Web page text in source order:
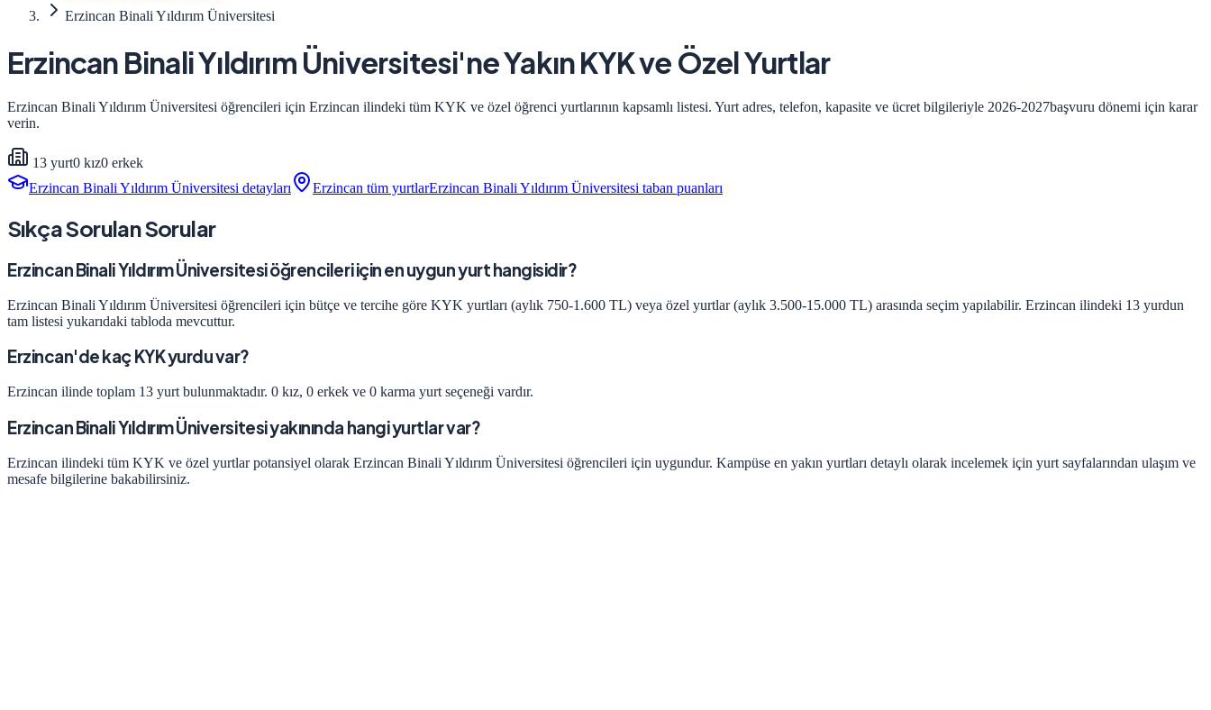
Erzincan Binali Yıldırım Üniversitesi
Erzincan Binali Yıldırım Üniversitesi'ne Yakın KYK ve Özel Yurtlar
Erzincan Binali Yıldırım Üniversitesi öğrencileri için Erzincan ilindeki tüm KYK ve özel öğrenci yurtlarının kapsamlı listesi. Yurt adres, telefon, kapasite ve ücret bilgileriyle 2026-2027başvuru dönemi için karar
verin.
13 yurt0 kız0 erkek
Erzincan Binali Yıldırım Üniversitesi detayları Erzincan tüm yurtlarErzincan Binali Yıldırım Üniversitesi taban puanları
Sıkça Sorulan Sorular
Erzincan Binali Yıldırım Üniversitesi öğrencileri için en uygun yurt hangisidir?
Erzincan Binali Yıldırım Üniversitesi öğrencileri için bütçe ve tercihe göre KYK yurtları (aylık 750-1.600 TL) veya özel yurtlar (aylık 3.500-15.000 TL) arasında seçim yapılabilir. Erzincan ilindeki 13 yurdun
tam listesi yukarıdaki tabloda mevcuttur.
Erzincan'de kaç KYK yurdu var?
Erzincan ilinde toplam 13 yurt bulunmaktadır. 0 kız, 0 erkek ve 0 karma yurt seçeneği vardır.
Erzincan Binali Yıldırım Üniversitesi yakınında hangi yurtlar var?
Erzincan ilindeki tüm KYK ve özel yurtlar potansiyel olarak Erzincan Binali Yıldırım Üniversitesi öğrencileri için uygundur. Kampüse en yakın yurtları detaylı olarak incelemek için yurt sayfalarından ulaşım ve
mesafe bilgilerine bakabilirsiniz.